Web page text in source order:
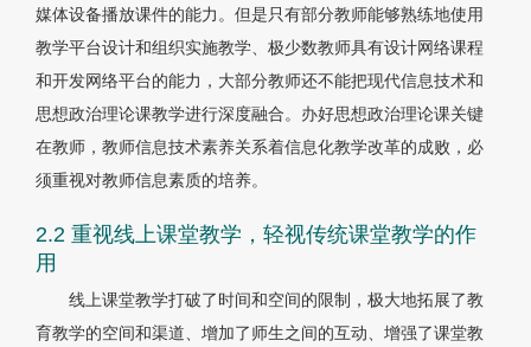
媒体设备播放课件的能力。但是只有部分教师能够熟练地使用
教学平台设计和组织实施教学、极少数教师具有设计网络课程
和开发网络平台的能力，大部分教师还不能把现代信息技术和
思想政治理论课教学进行深度融合。办好思想政治理论课关键
在教师，教师信息技术素养关系着信息化教学改革的成败，必
须重视对教师信息素质的培养。
2.2 重视线上课堂教学，轻视传统课堂教学的作
用
线上课堂教学打破了时间和空间的限制，极大地拓展了教
育教学的空间和渠道、增加了师生之间的互动、增强了课堂教